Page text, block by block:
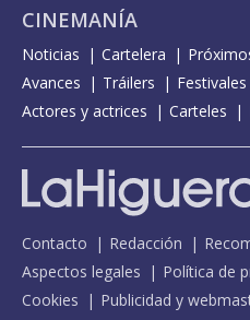
CINEMANÍA
Noticias Cartelera
Avances
Tráilers
Actores y actrices
Carteles
Contacto Redacción
Aspectos legales
Política de
Cookies
Publicidad y